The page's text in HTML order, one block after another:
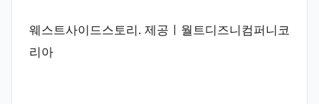
웨스트사이드스토리. 제공ㅣ월트디즈니컴퍼니코
리아